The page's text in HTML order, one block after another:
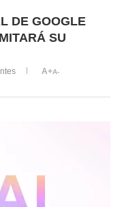
DE GOOGLE
SU
A+A-